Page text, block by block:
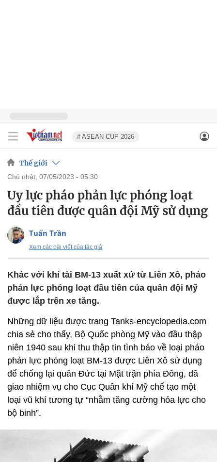
# ASEAN CUP 2026
Thế giới
chủ nhật, 07/05/2023 - 05:30
Uy lực pháo phản lực phóng loạt
đầu tiên được quân đội Mỹ sử dụng
Tuấn Trần
Xem các bài viết của tác giả
Khác với khí tài BM-13 xuất xứ từ Liên Xô, pháo
phản lực phóng loạt đầu tiên của quân đội Mỹ
được lắp trên xe tăng.
Những dữ liệu được trang Tanks-encyclopedia.com
chia sẻ cho thấy, Bộ Quốc phòng Mỹ vào đầu thập
niên 1940 sau khi thu thập tin tình báo về loại pháo
phản lực phóng loạt BM-13 được Liên Xô sử dụng
để chống lại quân Đức tại Mặt trận phía Đông, đã
giao nhiệm vụ cho Cục Quân khí Mỹ chế tạo một
loại vũ khí tương tự “nhằm tăng cường hỏa lực cho
bộ binh”.